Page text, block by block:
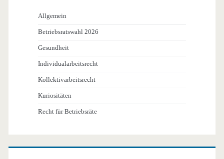
Allgemein
Betriebsratswahl 2026
Gesundheit
Individualarbeitsrecht
Kollektivarbeitsrecht
Kuriositäten
Recht für Betriebsräte